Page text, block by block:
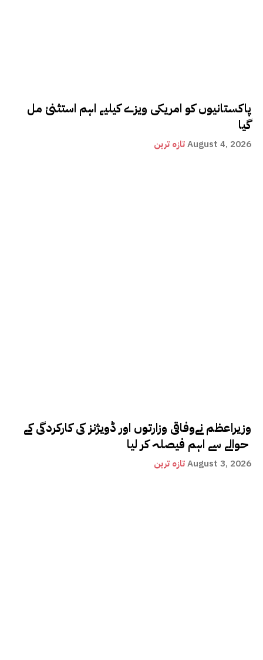
پاکستانیوں کو امریکی ویزے کیلیے اہم استثنیٰ مل
گیا
تازہ ترینAugust 4, 2026
وزیراعظم نےوفاقی وزارتوں اور ڈویژنز کی کارکردگی کے
تازہ ترینAugust 3, 2026